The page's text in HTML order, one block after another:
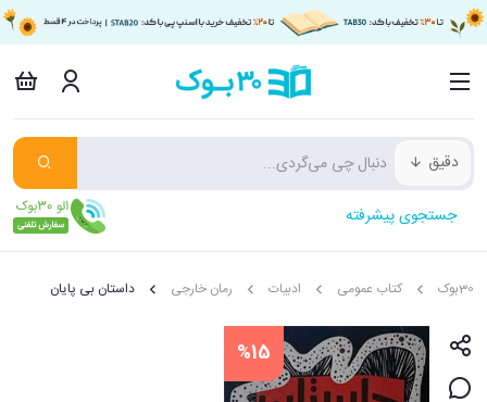
دقیق
جستجوی پیشرفته
30بوک کتاب عمومی ادبیات رمان خارجی داستان بی پایان
%15